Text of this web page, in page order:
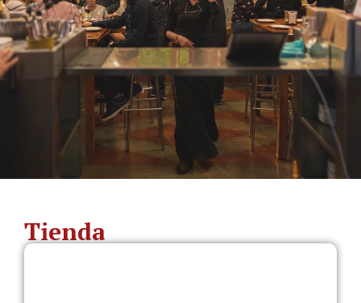
Tienda